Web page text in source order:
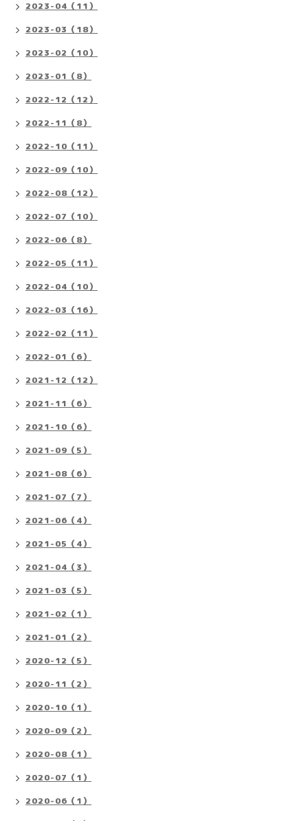
2023-04（11）
2023-03（18）
2023-02（10）
2023-01（8）
2022-12（12）
2022-11（8）
2022-10（11）
2022-09（10）
2022-08（12）
2022-07（10）
2022-06（8）
2022-05（11）
2022-04（10）
2022-03（16）
2022-02（11）
2022-01（6）
2021-12（12）
2021-11（6）
2021-10（6）
2021-09（5）
2021-08（6）
2021-07（7）
2021-06（4）
2021-05（4）
2021-04（3）
2021-03（5）
2021-02（1）
2021-01（2）
2020-12（5）
2020-11（2）
2020-10（1）
2020-09（2）
2020-08（1）
2020-07（1）
2020-06（1）